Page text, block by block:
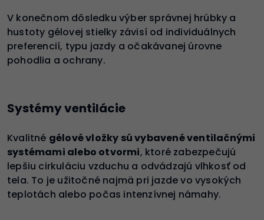
V konečnom dôsledku výber správnej hrúbky a
hustoty gélovej stielky závisí od individuálnych
preferencií, typu jazdy a očakávanej úrovne
pohodlia a ochrany.
Systémy ventilácie
Kvalitné gélové vložky sú vybavené ventilačnými
systémami alebo otvormi, ktoré zabezpečujú
lepšiu cirkuláciu vzduchu a odvádzajú vlhkosť od
tela. To je užitočné najmä pri jazde vo vysokých
teplotách alebo počas intenzívnej námahy.